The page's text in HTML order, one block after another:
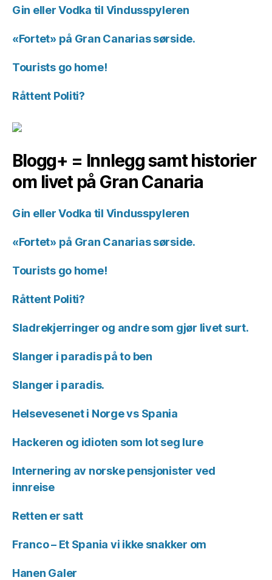
Gin eller Vodka til Vindusspyleren
«Fortet» på Gran Canarias sørside.
Tourists go home!
Råttent Politi?
Blogg+ = Innlegg samt historier
om livet på Gran Canaria
Gin eller Vodka til Vindusspyleren
«Fortet» på Gran Canarias sørside.
Tourists go home!
Råttent Politi?
Sladrekjerringer og andre som gjør livet surt.
Slanger i paradis på to ben
Slanger i paradis.
Helsevesenet i Norge vs Spania
Hackeren og idioten som lot seg lure
Internering av norske pensjonister ved
innreise
Retten er satt
Franco – Et Spania vi ikke snakker om
Hanen Galer